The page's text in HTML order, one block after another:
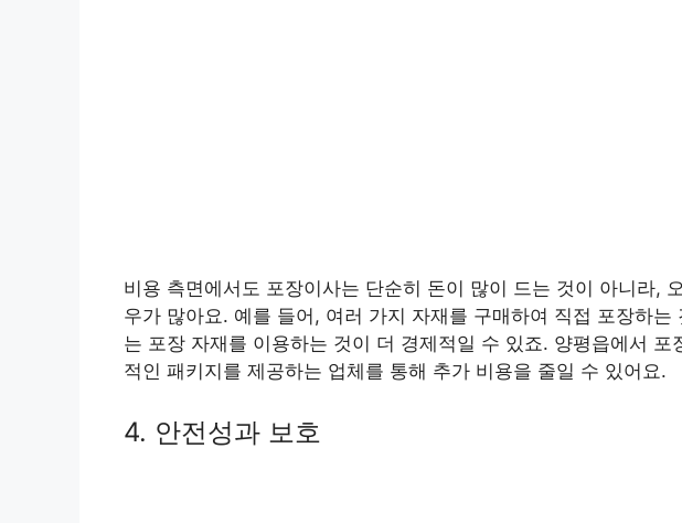
비용 측면에서도 포장이사는 단순히 돈이 많이 드는 것이 아니라,
우가 많아요. 예를 들어, 여러 가지 자재를 구매하여 직접 포장하
는 포장 자재를 이용하는 것이 더 경제적일 수 있죠. 양평읍에서 포
적인 패키지를 제공하는 업체를 통해 추가 비용을 줄일 수 있어요.
4. 안전성과 보호